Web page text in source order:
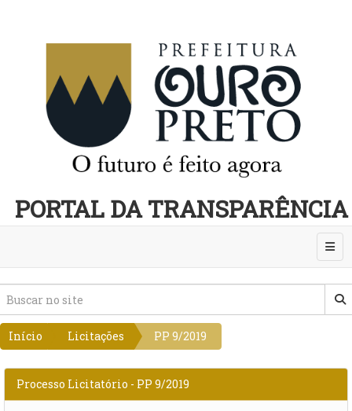
PORTAL DA TRANSPARÊNCIA
Início Licitações PP 9/2019
Processo Licitatório - PP 9/2019